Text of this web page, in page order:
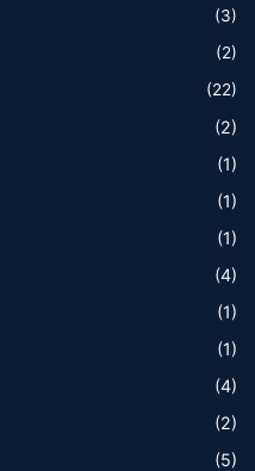
(3)
(2)
(22)
(2)
(1)
(1)
(1)
(4)
(1)
(1)
(4)
(2)
(5)